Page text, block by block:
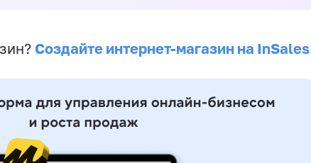
Создайте интернет-магазин на InSales